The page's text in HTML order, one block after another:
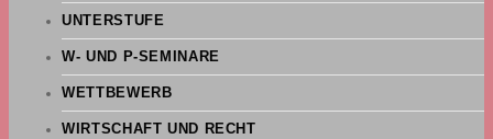
UNTERSTUFE
W- UND P-SEMINARE
WETTBEWERB
WIRTSCHAFT UND RECHT